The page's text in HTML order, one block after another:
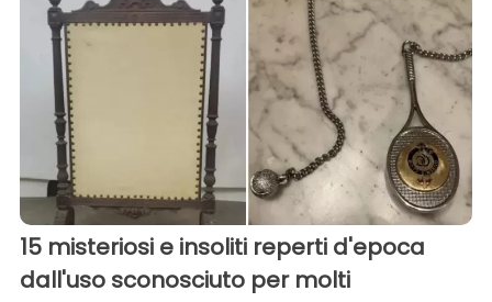
15 misteriosi e insoliti reperti d'epoca
dall'uso sconosciuto per molti